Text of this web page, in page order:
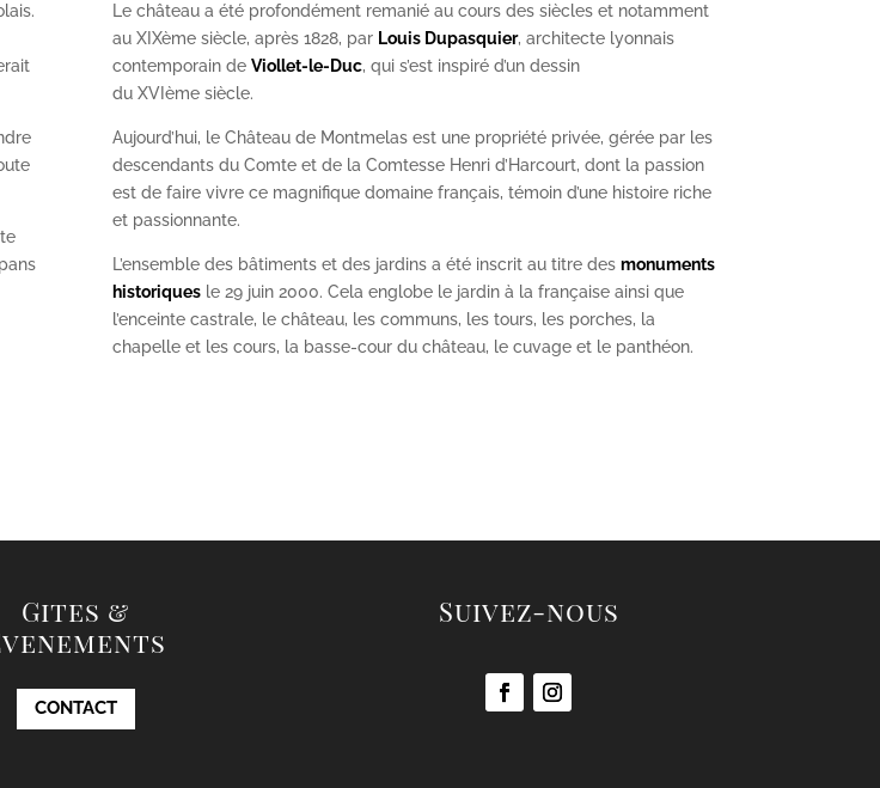
Le château a été profondément remanié au cours des siècles et notamment
au XIXèmesiècle, après 1828, par Louis Dupasquier, architecte lyonnais
contemporain de Viollet-le-Duc, qui s’est inspiré d’un dessin
du XVI èmesiècle.
Aujourd’hui, le Château de Montmelas est une propriété privée, gérée par les
descendants du Comte et de la Comtesse Henri d’Harcourt, dont la passion
est de faire vivre ce magnifique domaine français, témoin d’une histoire riche
et passionnante.
L’ensemble des bâtiments et des jardins a été inscrit au titre des monuments
historiquesle 29 juin 2000. Cela englobe le jardin à la française ainsi que
l’enceinte castrale, le château, les communs, les tours, les porches, la
chapelle et les cours, la basse-cour du château, le cuvage et le panthéon.
Gites &
CONTACT
Suivez-nous